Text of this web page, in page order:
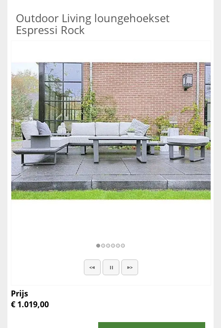
Outdoor Living loungehoekset
Espressi Rock
Prijs
€ 1.019,00